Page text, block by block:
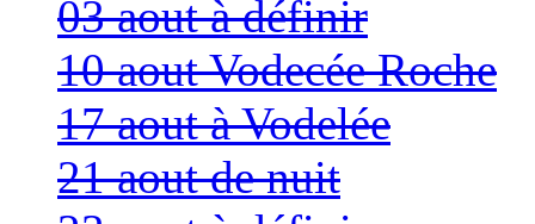
03 aout à définir
10 aout Vodecée Roche
17 aout à Vodelée
21 aout de nuit